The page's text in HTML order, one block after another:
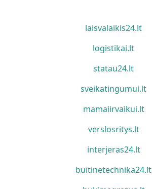
laisvalaikis24.lt
logistikai.lt
statau24.lt
sveikatingumui.lt
mamaiirvaikui.lt
verslosritys.lt
interjeras24.lt
buitinetechnika24.lt